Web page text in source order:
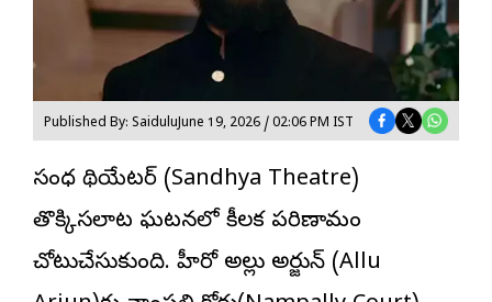
Published By: SaiduluJune 19, 2026 / 02:06 PM IST
సంధ్య థియేటర్ (Sandhya Theatre)
తొక్కిసలాట ఘటనలో కీలక పరిణామం
చోటుచేసుకుంది. హీరో అల్లు అర్జున్‌ (Allu